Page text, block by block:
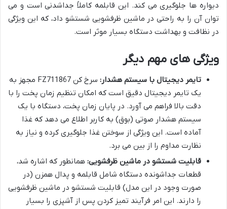
دیواره ها جلوگیری می کند. این قابلمه کاملاً جداشدنی است و می
توان آن را به راحتی در ماشین ظرفشویی شستشو داد، که این ویژگی
در نظافت و بهداشت دستگاه بسیار موثر است.
ویژگی های مهم دیگر
تایمر دیجیتال با سیستم هشدار:
سرخ کن FZ711867 مجهز به
یک تایمر دیجیتال دقیق است که امکان تنظیم زمان پخت را با
دقت بالا فراهم می آورد. در پایان زمان پخت، دستگاه با یک
سیستم هشدار صوتی (بوق) به کاربر اطلاع می دهد که غذا
آماده است. این ویژگی از سوختن غذا جلوگیری کرده و نیاز به
نظارت مداوم را از بین می برد.
قابلیت شستشو در ماشین ظرفشویی: همانطور که اشاره شد،
قطعات جداشونده دستگاه شامل قابلمه و پدال همزن (در
صورت وجود در این مدل) قابلیت شستشو در ماشین ظرفشویی
را دارند. این امر فرآیند تمیز کردن پس از آشپزی را بسیار